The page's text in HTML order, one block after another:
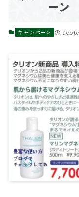
ーン
キャンペーン